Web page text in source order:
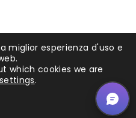
Backloop srl . P.IVA
Capitale
10.000€
miglior esperienza d'uso e
which cookies we are
settings.